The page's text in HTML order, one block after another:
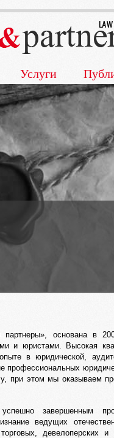
Услуги
основана в
и юристами. Высокая
в юридической,
профессиональных
при этом мы оказываем
завершенным
ведущих
девелоперских